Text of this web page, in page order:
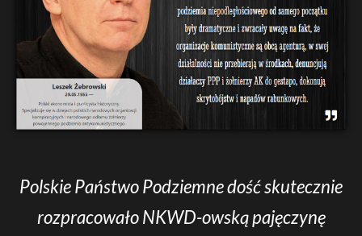
Polskie Państwo Podziemne dość skutecznie
rozpracowało NKWD-owską pajęczynę